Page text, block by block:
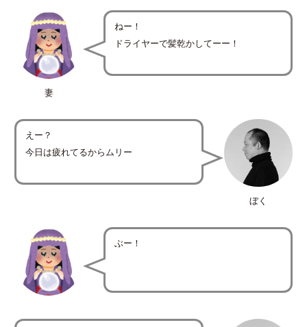
妻
ねー！
ドライヤーで髪乾かしてーー！
ぼく
えー？
今日は疲れてるからムリー
ぶー！